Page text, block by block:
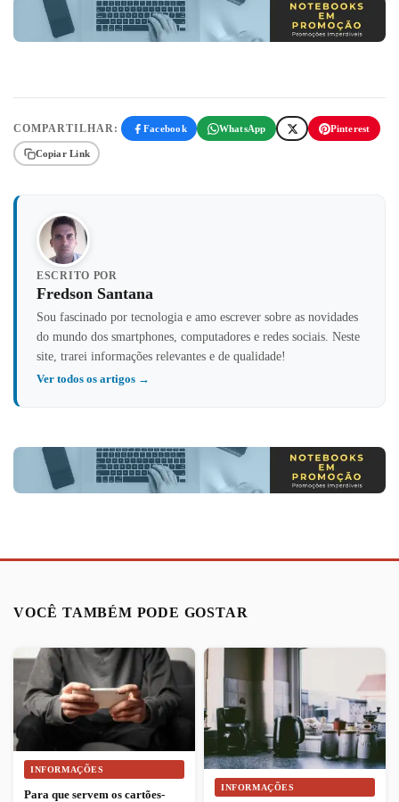
COMPARTILHAR: Facebook WhatsApp Pinterest
Copiar Link
ESCRITO POR
Fredson Santana
Sou fascinado por tecnologia e amo escrever sobre as novidades
do mundo dos smartphones, computadores e redes sociais. Neste
site, trarei informações relevantes e de qualidade!
Ver todos os artigos →
VOCÊ TAMBÉM PODE GOSTAR
INFORMAÇÕES
Para que servem os cartões-
INFORMAÇÕES